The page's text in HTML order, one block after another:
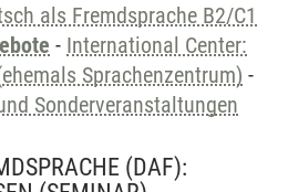
als Fremdsprache B2/C1
- International Center:
Sprachenzentrum) -
Sonderveranstaltungen
(DAF):